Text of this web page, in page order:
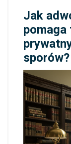
Jak
sporów?